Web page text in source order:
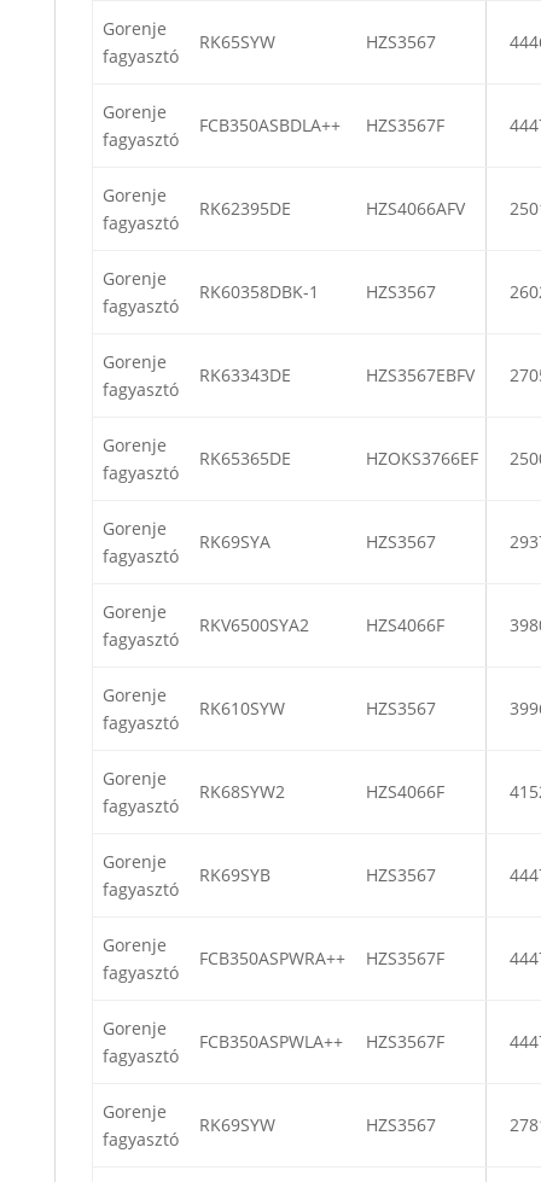
Gorenje
fagyasztó
RK65SYW HZS3567
Gorenje
fagyasztó
FCB350ASBDLA++ HZS3567F
Gorenje
fagyasztó
RK62395DE HZS4066AFV
Gorenje
fagyasztó
RK60358DBK-1 HZS3567
Gorenje
fagyasztó
RK63343DE HZS3567EBFV
Gorenje
fagyasztó
RK65365DE HZOKS3766EF
Gorenje
fagyasztó
RK69SYA HZS3567
Gorenje
fagyasztó
RKV6500SYA2 HZS4066F
Gorenje
fagyasztó
RK610SYW HZS3567
Gorenje
fagyasztó
RK68SYW2 HZS4066F
Gorenje
fagyasztó
RK69SYB HZS3567
Gorenje
fagyasztó
FCB350ASPWRA++ HZS3567F
Gorenje
fagyasztó
FCB350ASPWLA++ HZS3567F
Gorenje
fagyasztó
RK69SYW HZS3567